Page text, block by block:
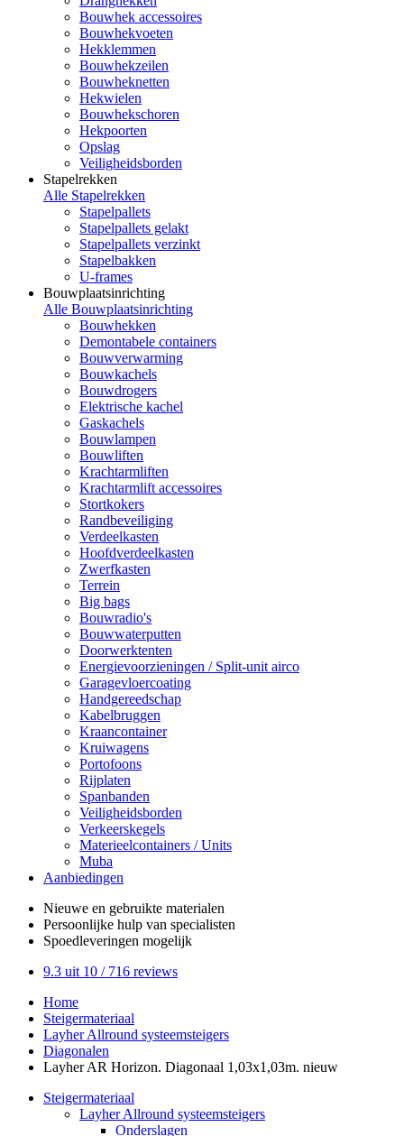
Bouwhek accessoires
Bouwhekvoeten
Hekklemmen
Bouwhekzeilen
Bouwheknetten
Hekwielen
Bouwhekschoren
Hekpoorten
Opslag
Veiligheidsborden
Stapelrekken
Alle Stapelrekken
Stapelpallets
Stapelpallets gelakt
Stapelpallets verzinkt
Stapelbakken
U-frames
Bouwplaatsinrichting
Alle Bouwplaatsinrichting
Bouwhekken
Demontabele containers
Bouwverwarming
Bouwkachels
Bouwdrogers
Elektrische kachel
Gaskachels
Bouwlampen
Bouwliften
Krachtarmliften
Krachtarmlift accessoires
Stortkokers
Randbeveiliging
Verdeelkasten
Hoofdverdeelkasten
Zwerfkasten
Terrein
Big bags
Bouwradio's
Bouwwaterputten
Doorwerktenten
Energievoorzieningen / Split-unit airco
Garagevloercoating
Handgereedschap
Kabelbruggen
Kraancontainer
Kruiwagens
Portofoons
Rijplaten
Spanbanden
Veiligheidsborden
Verkeerskegels
Materieelcontainers / Units
Muba
Aanbiedingen
Nieuwe en gebruikte materialen
Persoonlijke hulp van specialisten
Spoedleveringen mogelijk
9.3 uit 10 / 716 reviews
Home
Steigermateriaal
Layher Allround systeemsteigers
Diagonalen
Layher AR Horizon. Diagonaal 1,03x1,03m. nieuw
Steigermateriaal
Layher Allround systeemsteigers
Onderslagen